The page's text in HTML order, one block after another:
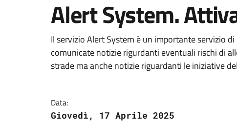
Alert System.
Il servizio Alert System è un importante servizio
comunicate notizie rigurdanti eventuali rischi di
strade ma anche notizie riguardanti le iniziative
Data:
Giovedì, 17 Aprile 2025